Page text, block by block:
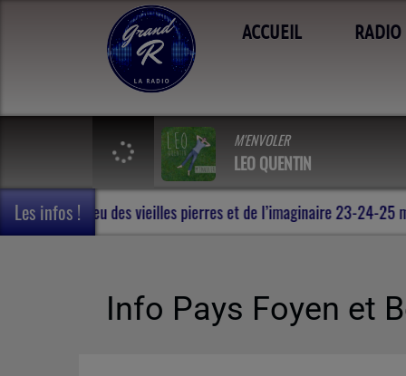
ACCUEIL RADIO
M'ENVOLER
LEO QUENTIN
Les infos !
voyage en Terres de Rohan , au milieu des vieilles pierres et de
Info Pays Foyen et